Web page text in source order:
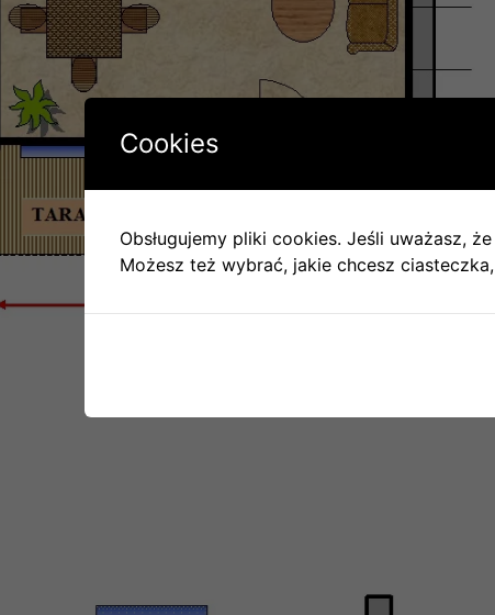
Cookies
Obsługujemy pliki cookies. Jeśli uważasz,
Możesz też wybrać, jakie chcesz